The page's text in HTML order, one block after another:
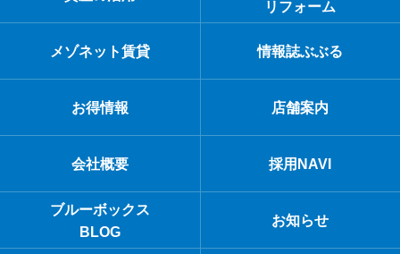
リフォーム
メゾネット賃貸 情報誌ぶぶる
お得情報 店舗案内
会社概要 採用NAVI
ブルーボックス
BLOG
お知らせ